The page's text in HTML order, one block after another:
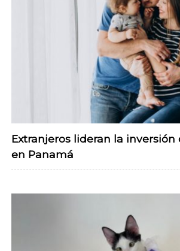
Extranjeros lideran la inversión
en Panamá